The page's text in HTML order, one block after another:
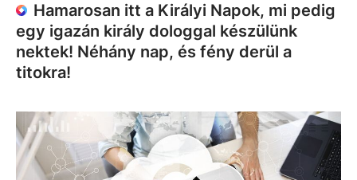
Hamarosan itt a Királyi Napok, mi pedig
egy igazán király dologgal készülünk
nektek! Néhány nap, és fény derül a
titokra!